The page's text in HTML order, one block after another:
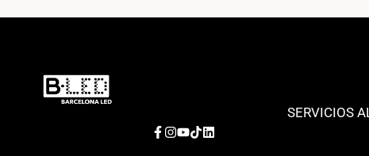
Facebook
Instagram
YouTube
TikTokLinkedIn
SERVICIOS